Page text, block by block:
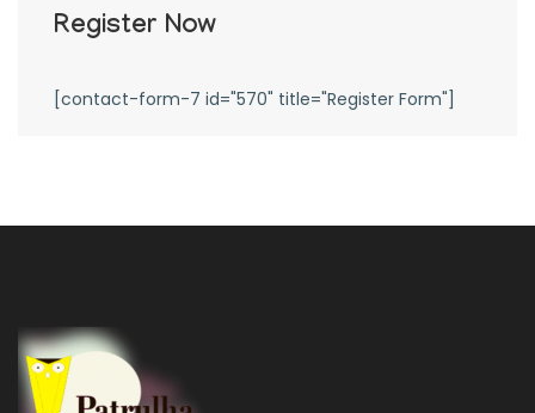
Register Now
[contact-form-7 id="570" title="Register Form"]